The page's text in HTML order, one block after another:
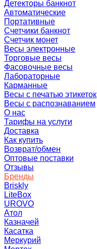
Детекторы банкнот
Автоматические
Портативные
Счетчики банкнот
Счетчик монет
Весы электронные
Торговые весы
Фасовочные весы
Лабораторные
Карманные
Весы с печатью этикеток
Весы с распознаванием
О нас
Тарифы на услуги
Доставка
Как купить
Возврат/обмен
Оптовые поставки
Отзывы
Бренды
Briskly
LiteBox
UROVO
Атол
Казначей
Касатка
Меркурий